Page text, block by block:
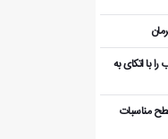
با اتکای به
مناسبات